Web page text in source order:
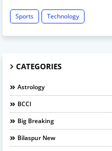
Sports Technology
CATEGORIES
Astrology
BCCI
Big Breaking
Bilaspur New